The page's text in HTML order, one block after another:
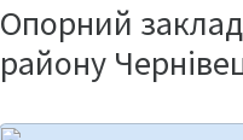
Опорний
району